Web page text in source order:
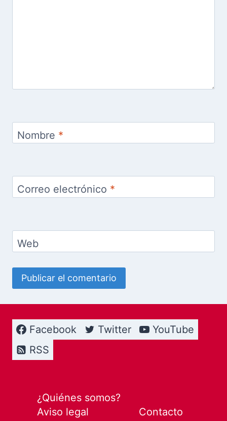
Nombre *
Correo electrónico *
Web
Facebook Twitter
YouTube
RSS
¿Quiénes somos?
Aviso legal
Contacto